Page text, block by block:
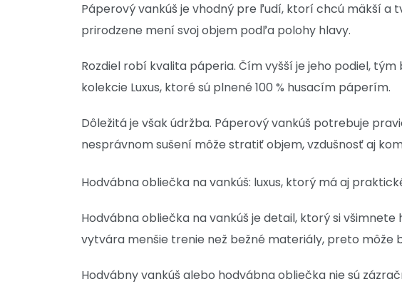
Páperový vankúš je vhodný pre ľudí, ktorí chcú mäkší a
prirodzene mení svoj objem podľa polohy hlavy.
Rozdiel robí kvalita páperia. Čím vyšší je jeho podiel, tým
kolekcie Luxus, ktoré sú plnené 100 % husacím páperím.
Dôležitá je však údržba. Páperový vankúš potrebuje
nesprávnom sušení môže stratiť objem, vzdušnosť aj
Hodvábna obliečka na vankúš: luxus, ktorý má aj
Hodvábna obliečka na vankúš je detail, ktorý si
vytvára menšie trenie než bežné materiály, preto
Hodvábny vankúš alebo hodvábna obliečka nie sú